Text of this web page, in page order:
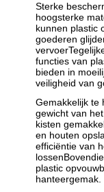
Sterke
hoogsterke
kunnen plastic
goederen
functies van
bieden in
veiligheid van
Gemakkelijk te
gewicht van
kisten
en houten
efficiëntie van
plastic
hanteergemak.